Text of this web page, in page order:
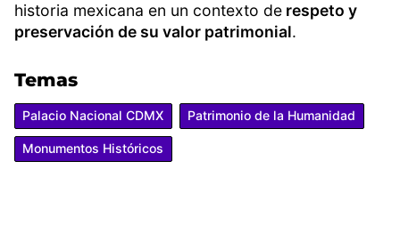
historia mexicana en un contexto de respeto y
preservación de su valor patrimonial.
Temas
Palacio Nacional CDMX Patrimonio de la Humanidad
Monumentos Históricos